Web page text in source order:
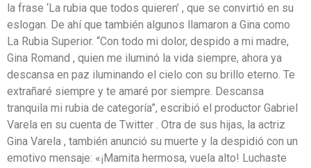
la frase ‘La rubia que todos quieren’ , que se convirtió en su
eslogan. De ahí que también algunos llamaron a Gina como
La Rubia Superior. “Con todo mi dolor, despido a mi madre,
Gina Romand , quien me iluminó la vida siempre, ahora ya
descansa en paz iluminando el cielo con su brillo eterno. Te
extrañaré siempre y te amaré por siempre. Descansa
tranquila mi rubia de categoría”, escribió el productor Gabriel
Varela en su cuenta de Twitter . Otra de sus hijas, la actriz
Gina Varela , también anunció su muerte y la despidió con un
emotivo mensaje: «¡Mamita hermosa, vuela alto! Luchaste